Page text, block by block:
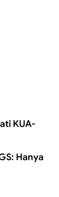
KUA-
Hanya